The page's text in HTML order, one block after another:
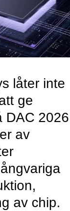
låter inte
ge
DAC 2026
av
av chip.